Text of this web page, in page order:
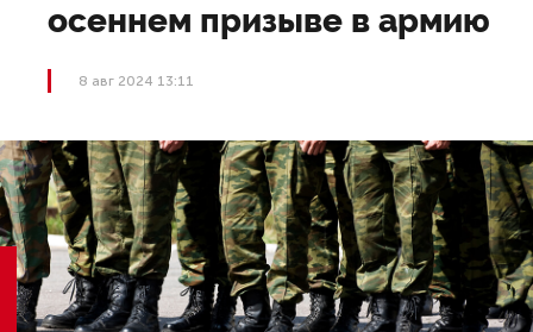
осеннем призыве в армию
8 авг 2024 13:11